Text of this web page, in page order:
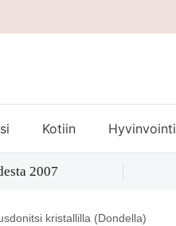
Kotiin Hyvinvointi
2007
kristallilla (Dondella)